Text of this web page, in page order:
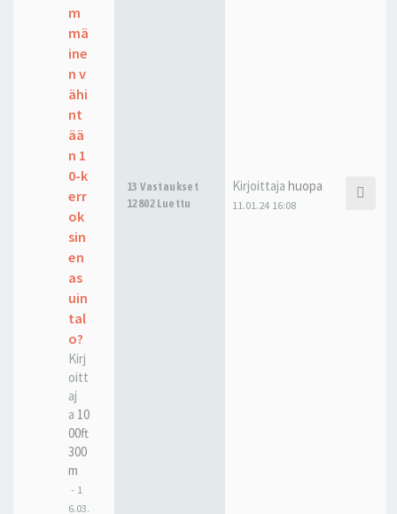
m
mä
ine
n v
ähi
nt
ää
n 1
0-k
err
ok
sin
en
as
uin
tal
o?
Kirj
oitt
aj
a 10
00ft
300
m
- 1
6.03.
13 Vastaukset
12802 Luettu
Kirjoittaja huopa
11.01.24 16:08